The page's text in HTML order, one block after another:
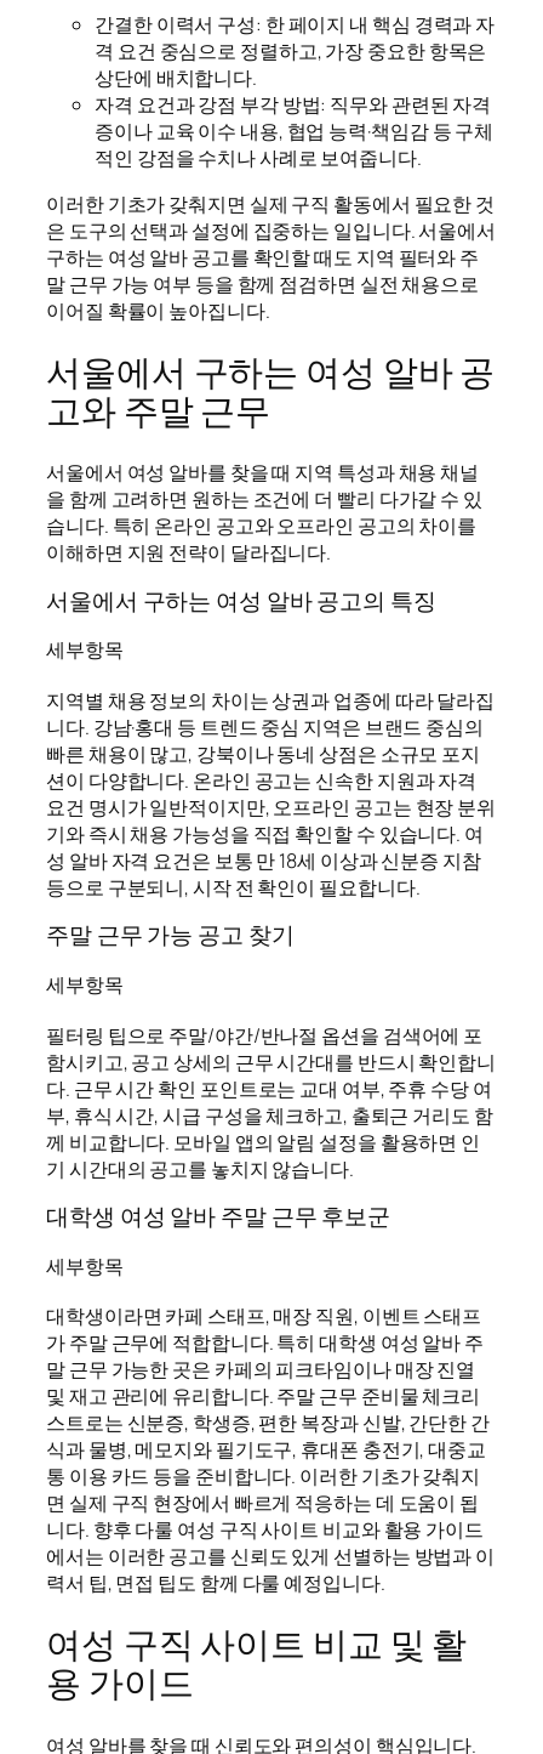
간결한 이력서 구성: 한 페이지 내 핵심 경력과 자
격 요건 중심으로 정렬하고, 가장 중요한 항목은
상단에 배치합니다.
자격 요건과 강점 부각 방법: 직무와 관련된 자격
증이나 교육 이수 내용, 협업 능력·책임감 등 구체
적인 강점을 수치나 사례로 보여줍니다.
이러한 기초가 갖춰지면 실제 구직 활동에서 필요한 것
은 도구의 선택과 설정에 집중하는 일입니다. 서울에서
구하는 여성 알바 공고를 확인할 때도 지역 필터와 주
말 근무 가능 여부 등을 함께 점검하면 실전 채용으로
이어질 확률이 높아집니다.
서울에서 구하는 여성 알바 공
고와 주말 근무
서울에서 여성 알바를 찾을 때 지역 특성과 채용 채널
을 함께 고려하면 원하는 조건에 더 빨리 다가갈 수 있
습니다. 특히 온라인 공고와 오프라인 공고의 차이를
이해하면 지원 전략이 달라집니다.
서울에서 구하는 여성 알바 공고의 특징
세부항목
지역별 채용 정보의 차이는 상권과 업종에 따라 달라집
니다. 강남·홍대 등 트렌드 중심 지역은 브랜드 중심의
빠른 채용이 많고, 강북이나 동네 상점은 소규모 포지
션이 다양합니다. 온라인 공고는 신속한 지원과 자격
요건 명시가 일반적이지만, 오프라인 공고는 현장 분위
기와 즉시 채용 가능성을 직접 확인할 수 있습니다. 여
성 알바 자격 요건은 보통 만 18세 이상과 신분증 지참
등으로 구분되니, 시작 전 확인이 필요합니다.
주말 근무 가능 공고 찾기
세부항목
필터링 팁으로 주말/야간/반나절 옵션을 검색어에 포
함시키고, 공고 상세의 근무 시간대를 반드시 확인합니
다. 근무 시간 확인 포인트로는 교대 여부, 주휴 수당 여
부, 휴식 시간, 시급 구성을 체크하고, 출퇴근 거리도 함
께 비교합니다. 모바일 앱의 알림 설정을 활용하면 인
기 시간대의 공고를 놓치지 않습니다.
대학생 여성 알바 주말 근무 후보군
세부항목
대학생이라면 카페 스태프, 매장 직원, 이벤트 스태프
가 주말 근무에 적합합니다. 특히 대학생 여성 알바 주
말 근무 가능한 곳은 카페의 피크타임이나 매장 진열
및 재고 관리에 유리합니다. 주말 근무 준비물 체크리
스트로는 신분증, 학생증, 편한 복장과 신발, 간단한 간
식과 물병, 메모지와 필기도구, 휴대폰 충전기, 대중교
통 이용 카드 등을 준비합니다. 이러한 기초가 갖춰지
면 실제 구직 현장에서 빠르게 적응하는 데 도움이 됩
니다. 향후 다룰 여성 구직 사이트 비교와 활용 가이드
에서는 이러한 공고를 신뢰도 있게 선별하는 방법과 이
력서 팁, 면접 팁도 함께 다룰 예정입니다.
여성 구직 사이트 비교 및 활
용 가이드
여성 알바를 찾을 때 신뢰도와 편의성이 핵심입니다.